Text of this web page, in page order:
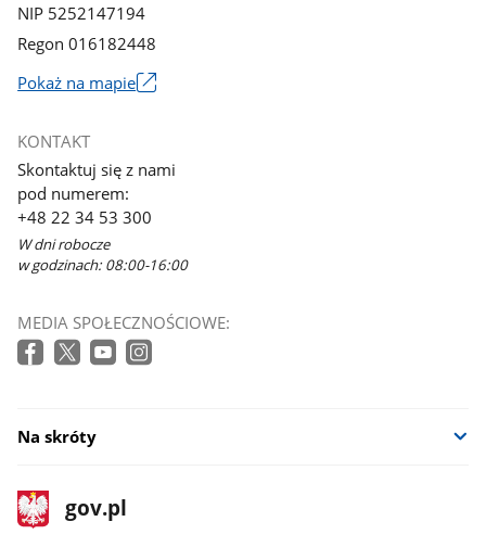
NIP 5252147194
Regon 016182448
Pokaż na mapie
się
w
nowym
oknie
KONTAKT
Skontaktuj się z nami
pod numerem:
+48 22 34 53 300
W dni robocze
w godzinach: 08:00-16:00
MEDIA SPOŁECZNOŚCIOWE:
Na skróty
stopka
gov.pl
Strona
gov.pl